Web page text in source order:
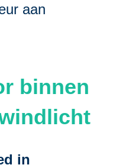
aan
binnen
in